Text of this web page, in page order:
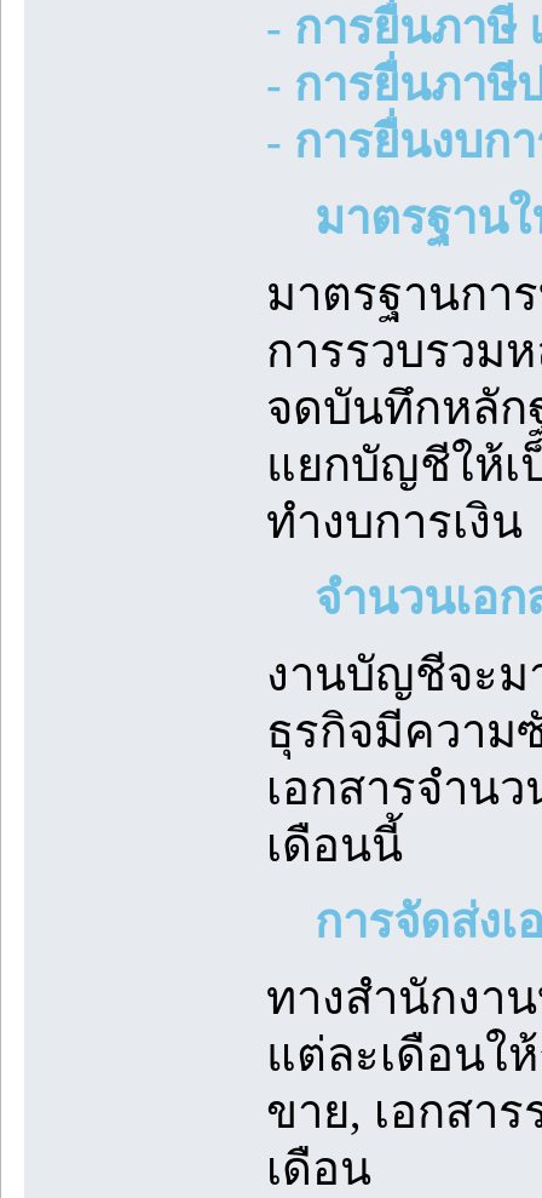
- การยื่นภาษี
- การยื่นภาษี
- การยื่นงบกา
มาตรฐาน
มาตรฐานกา
การรวบรวม
จดบันทึกหลัก
แยกบัญชีให้เ
ทำงบการเงิน
จำนวนเอ
งานบัญชีจะม
ธุรกิจมีความ
เอกสารจำน
เดือนนี้
การจัดส่งเ
ทางสำนักงา
แต่ละเดือนใ
ขาย, เอกสาร
เดือน